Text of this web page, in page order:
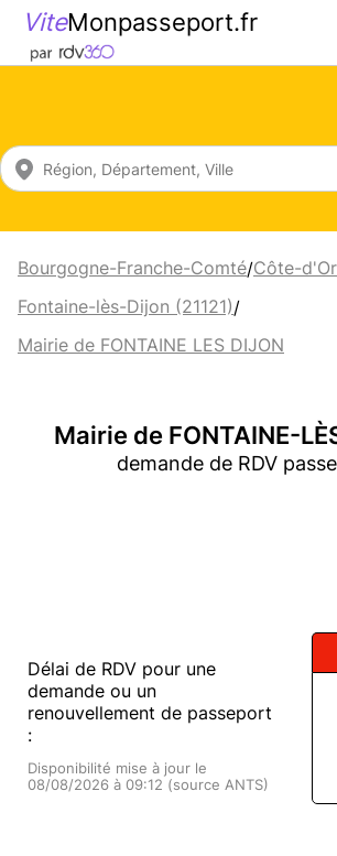
ViteMonpasseport.fr
Bourgogne-Franche-Comté/Côte-d'Or
Fontaine-lès-Dijon (21121)/
Mairie de FONTAINE LES DIJON
Mairie de FONTAINE-
demande de RDV
Délai de RDV pour une
demande ou un
renouvellement de passeport
:
Disponibilité mise à jour le
08/08/2026 à 09:12 (source ANTS)